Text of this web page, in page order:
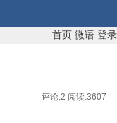
首页 微语 登录
评论:2 阅读:3607